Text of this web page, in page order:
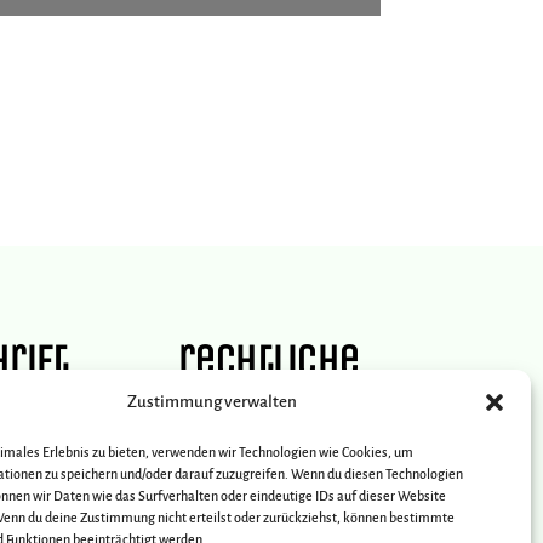
Zustimmung verwalten
Erlebnis zu bieten, verwenden wir Technologien wie Cookies, um
zu speichern und/oder darauf zuzugreifen. Wenn du diesen Technologien
wir Daten wie das Surfverhalten oder eindeutige IDs auf dieser Website
du deine Zustimmung nicht erteilst oder zurückziehst, können bestimmte
Funktionen beeinträchtigt werden.
40630-0
rechtliche
s
Impressum
Datenschutz